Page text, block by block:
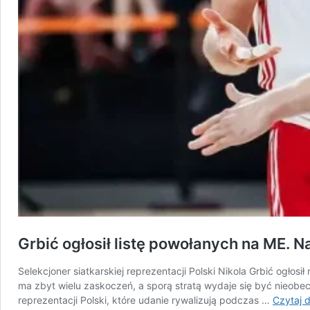
Grbić ogłosił listę powołanych na ME.
Selekcjoner siatkarskiej reprezentacji Polski Nikola Grbić
ma zbyt wielu zaskoczeń, a sporą stratą wydaje się być
reprezentacji Polski, które udanie rywalizują podczas … Czytaj